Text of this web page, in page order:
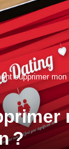
supprimer
?